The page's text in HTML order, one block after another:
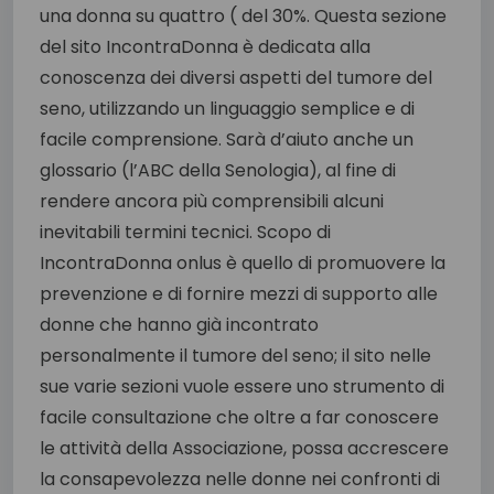
una donna su quattro ( del 30%. Questa sezione
del sito IncontraDonna è dedicata alla
conoscenza dei diversi aspetti del tumore del
seno, utilizzando un linguaggio semplice e di
facile comprensione. Sarà d’aiuto anche un
glossario (l’ABC della Senologia), al fine di
rendere ancora più comprensibili alcuni
inevitabili termini tecnici. Scopo di
IncontraDonna onlus è quello di promuovere la
prevenzione e di fornire mezzi di supporto alle
donne che hanno già incontrato
personalmente il tumore del seno; il sito nelle
sue varie sezioni vuole essere uno strumento di
facile consultazione che oltre a far conoscere
le attività della Associazione, possa accrescere
la consapevolezza nelle donne nei confronti di